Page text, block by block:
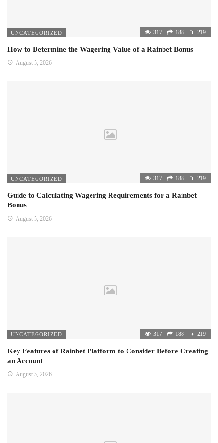
UNCATEGORIZED 317 188 219
How to Determine the Wagering Value of a Rainbet Bonus
August 5, 2026
UNCATEGORIZED 317 188 219
Guide to Calculating Wagering Requirements for a Rainbet
Bonus
August 5, 2026
UNCATEGORIZED 317 188 219
Key Features of Rainbet Platform to Consider Before Creating
an Account
August 5, 2026